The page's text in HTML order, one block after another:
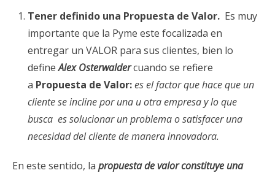
Tener definido una Propuesta de Valor. Es muy
importante que la Pyme este focalizada en
entregar un VALOR para sus clientes, bien lo
defineAlex Osterwaldercuando se refiere
a Propuesta de Valor:es el factor que hace que un
cliente se incline por una u otra empresa y lo que
busca es solucionar un problema o satisfacer una
necesidad del cliente de manera innovadora.
En este sentido, la propuesta de valor constituye una